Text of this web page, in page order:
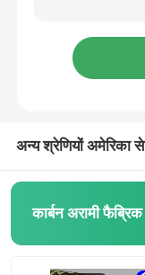
समग्र कपड़े
अन्य श्रेणियों अमेरिका से
कार्बन अरामी फैब्रिक